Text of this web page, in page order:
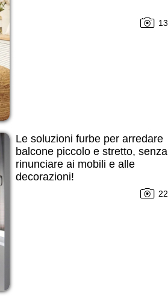
13
Le soluzioni furbe per arredare
balcone piccolo e stretto, senza
rinunciare ai mobili e alle
decorazioni!
22